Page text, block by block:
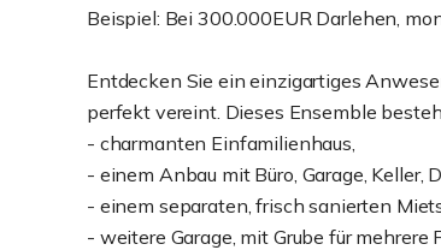
Beispiel: Bei 300.000EUR Darlehen,
Entdecken Sie ein einzigartiges
perfekt vereint. Dieses Ensemble
- charmanten Einfamilienhaus,
- einem Anbau mit Büro, Garage, Keller,
- einem separaten, frisch sanierten
- weitere Garage, mit Grube für mehrere